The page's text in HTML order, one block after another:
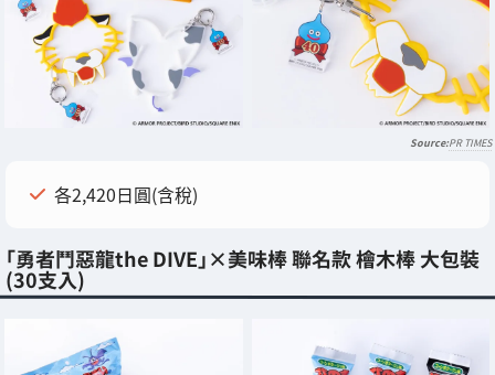
PR TIMES
各2,420日圓(含稅)
「勇者鬥惡龍the DIVE」×美味棒 聯名款 檜木棒 大包裝
(30支入)